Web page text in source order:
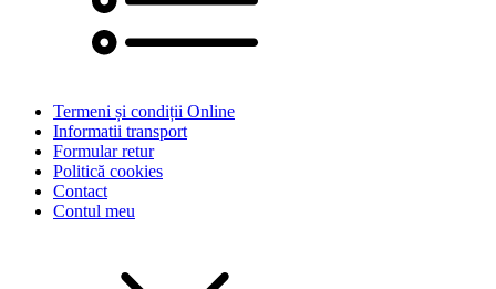
Termeni și condiții Online
Informatii transport
Formular retur
Politică cookies
Contact
Contul meu